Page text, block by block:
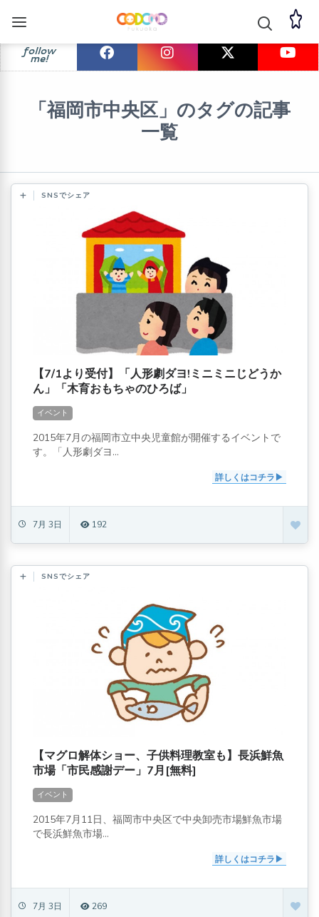
follow
me!
「福岡市中央区」のタグの記事
一覧
SNSでシェア
【7/1より受付】「人形劇ダヨ!ミニミニじどうか
ん」「木育おもちゃのひろば」
イベント
2015年7月の福岡市立中央児童館が開催するイベントで
す。「人形劇ダヨ...
詳しくはコチラ
7月 3日 192
SNSでシェア
【マグロ解体ショー、子供料理教室も】長浜鮮魚
市場「市民感謝デー」7月[無料]
イベント
2015年7月11日、福岡市中央区で中央卸売市場鮮魚市場
で長浜鮮魚市場...
詳しくはコチラ
7月 3日 269